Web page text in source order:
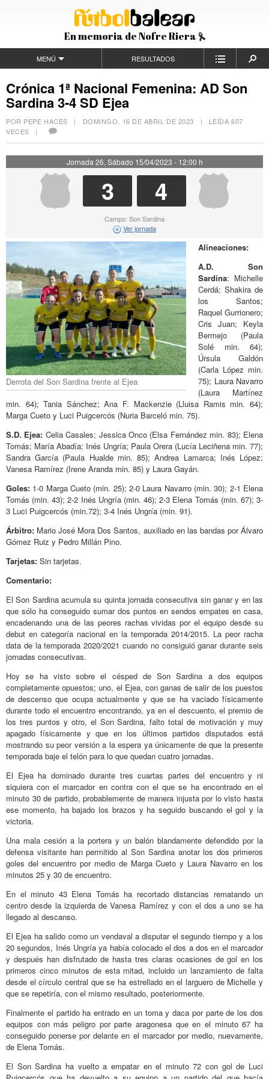
En memoria de Nofre Riera
MENÚ RESULTADOS
Crónica 1ª Nacional Femenina: AD Son
Sardina 3-4 SD Ejea
POR PEPE HACES | DOMINGO, 16 DE ABRIL DE 2023 | LEÍDA 607
VECES |
Jornada 26, Sábado 15/04/2023 - 12:00 h
3 4
Campo: Son Sardina
Ver jornada
Derrota del Son Sardina frente al Ejea
Alineaciones:
A.D. Son
Sardina: Michelle
Cerdá; Shakira de
los Santos;
Raquel Gurrionero;
Cris Juan; Keyla
Bermejo (Paula
Solé min. 64);
Úrsula Galdón
(Carla López min.
75); Laura Navarro
(Laura Martínez
min. 64); Tania Sánchez; Ana F. Mackenzie (Lluisa Ramis min. 64);
Marga Cueto y Luci Puigcercós (Nuria Barceló min. 75).
S.D. Ejea: Celia Casales; Jessica Onco (Elsa Fernández min. 83); Elena
Tomás; María Abadía; Inés Ungría; Paula Orera (Lucía Leciñena min. 77);
Sandra García (Paula Hualde min. 85); Andrea Lamarca; Inés López;
Vanesa Ramírez (Irene Aranda min. 85) y Laura Gayán.
Goles: 1-0 Marga Cueto (min. 25); 2-0 Laura Navarro (min. 30); 2-1 Elena
Tomás (min. 43); 2-2 Inés Ungría (min. 46); 2-3 Elena Tomás (min. 67); 3-
3 Luci Puigcercós (min.72); 3-4 Inés Ungría (min. 91).
Árbitro: Mario José Mora Dos Santos, auxiliado en las bandas por Álvaro
Gómez Ruiz y Pedro Millán Pino.
Tarjetas: Sin tarjetas.
Comentario:
El Son Sardina acumula su quinta jornada consecutiva sin ganar y en las
que sólo ha conseguido sumar dos puntos en sendos empates en casa,
encadenando una de las peores rachas vividas por el equipo desde su
debut en categoría nacional en la temporada 2014/2015. La peor racha
data de la temporada 2020/2021 cuando no consiguió ganar durante seis
jornadas consecutivas.
Hoy se ha visto sobre el césped de Son Sardina a dos equipos
completamente opuestos; uno, el Ejea, con ganas de salir de los puestos
de descenso que ocupa actualmente y que se ha vaciado físicamente
durante todo el encuentro encontrando, ya en el descuento, el premio de
los tres puntos y otro, el Son Sardina, falto total de motivación y muy
apagado físicamente y que en los últimos partidos disputados está
mostrando su peor versión a la espera ya únicamente de que la presente
temporada baje el telón para lo que quedan cuatro jornadas.
El Ejea ha dominado durante tres cuartas partes del encuentro y ni
siquiera con el marcador en contra con el que se ha encontrado en el
minuto 30 de partido, probablemente de manera injusta por lo visto hasta
ese momento, ha bajado los brazos y ha seguido buscando el gol y la
victoria.
Una mala cesión a la portera y un balón blandamente defendido por la
defensa visitante han permitido al Son Sardina anotar los dos primeros
goles del encuentro por medio de Marga Cueto y Laura Navarro en los
minutos 25 y 30 de encuentro.
En el minuto 43 Elena Tomás ha recortado distancias rematando un
centro desde la izquierda de Vanesa Ramírez y con el dos a uno se ha
llegado al descanso.
El Ejea ha salido como un vendaval a disputar el segundo tiempo y a los
20 segundos, Inés Ungría ya había colocado el dos a dos en el marcador
y después han disfrutado de hasta tres claras ocasiones de gol en los
primeros cinco minutos de esta mitad, incluido un lanzamiento de falta
desde el círculo central que se ha estrellado en el larguero de Michelle y
que se repetiría, con el mismo resultado, posteriormente.
Finalmente el partido ha entrado en un toma y daca por parte de los dos
equipos con más peligro por parte aragonesa que en el minuto 67 ha
conseguido ponerse por delante en el marcador por medio, nuevamente,
de Elena Tomás.
El Son Sardina ha vuelto a empatar en el minuto 72 con gol de Luci